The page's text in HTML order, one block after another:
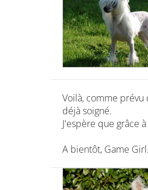
Voilà, comme
déjà soigné.
J'espère que grâce
A bientôt, Game